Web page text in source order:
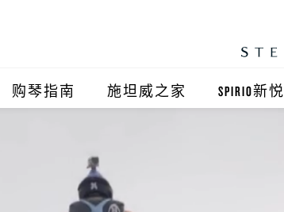
购琴指南 施坦威之家 SPIRIO新悦